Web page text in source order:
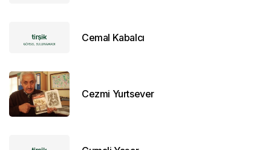
Cemal Kabalcı
Cezmi Yurtsever